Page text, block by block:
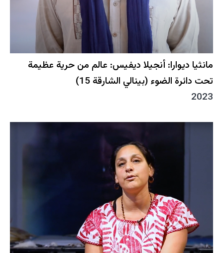
مانثيا ديوارا: أنجيلا ديفيس: عالم من حرية عظيمة
تحت دائرة الضوء (بينالي الشارقة 15)
2023